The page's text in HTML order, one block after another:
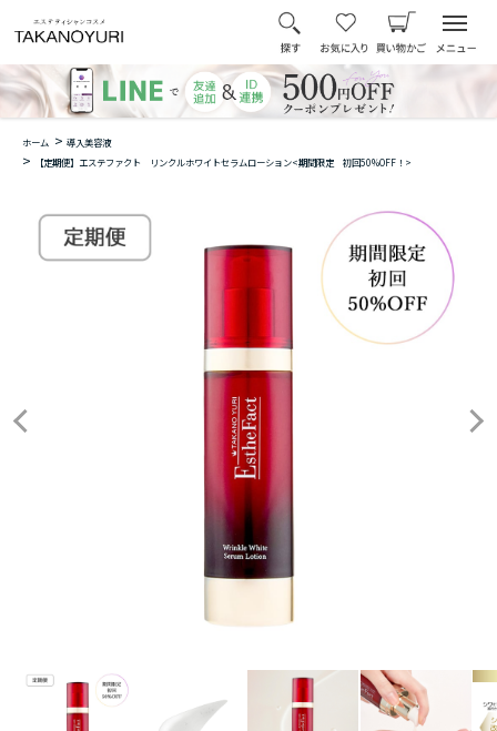
ホーム > 導入美容液
> 【定期便】エステファクト リンクルホワイトセラムローション<期間限定 初回50%OFF！>